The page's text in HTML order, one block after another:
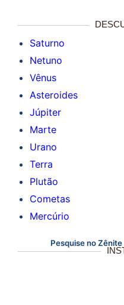
Saturno
Netuno
Vênus
Asteroides
Júpiter
Marte
Urano
Terra
Plutão
Cometas
Mercúrio
Pesquise no Zênite